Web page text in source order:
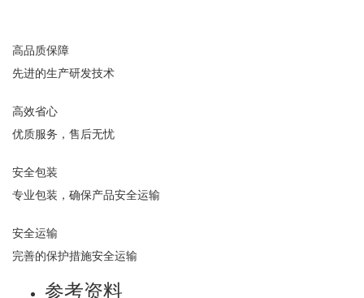
高品质保障
先进的生产研发技术
高效省心
优质服务，售后无忧
安全包装
专业包装，确保产品安全运输
安全运输
完善的保护措施安全运输
参考资料